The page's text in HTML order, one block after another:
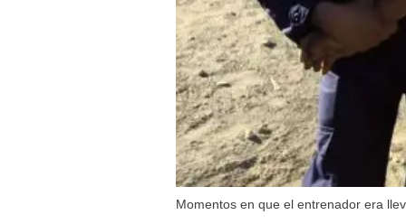
Momentos en que el entrenador era